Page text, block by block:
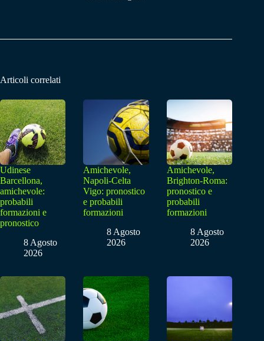
Articoli correlati
Udinese
Barcellona,
amichevole:
probabili
formazioni e
pronostico
8 Agosto
2026
Amichevole,
Napoli-Celta
Vigo: pronostico
e probabili
formazioni
8 Agosto
2026
Amichevole,
Brighton-Roma:
pronostico e
probabili
formazioni
8 Agosto
2026